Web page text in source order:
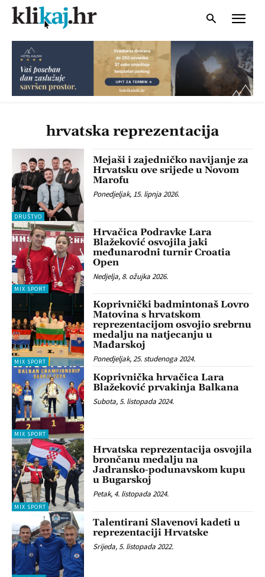
hrvatska reprezentacija
DRUŠTVO
Mejaši i zajedničko navijanje za
Hrvatsku ove srijede u Novom
Marofu
Ponedjeljak, 15. lipnja 2026.
MIX SPORT
Hrvačica Podravke Lara
Blažeković osvojila jaki
međunarodni turnir Croatia
Open
Nedjelja, 8. ožujka 2026.
MIX SPORT
Koprivnički badmintonaš Lovro
Matovina s hrvatskom
reprezentacijom osvojio srebrnu
medalju na natjecanju u
Mađarskoj
Ponedjeljak, 25. studenoga 2024.
MIX SPORT
Koprivnička hrvačica Lara
Blažeković prvakinja Balkana
Subota, 5. listopada 2024.
MIX SPORT
Hrvatska reprezentacija osvojila
brončanu medalju na
Jadransko-podunavskom kupu
u Bugarskoj
Petak, 4. listopada 2024.
Talentirani Slavenovi kadeti u
reprezentaciji Hrvatske
Srijeda, 5. listopada 2022.